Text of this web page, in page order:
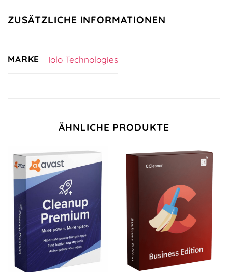
ZUSÄTZLICHE INFORMATIONEN
MARKE Iolo Technologies
ÄHNLICHE PRODUKTE